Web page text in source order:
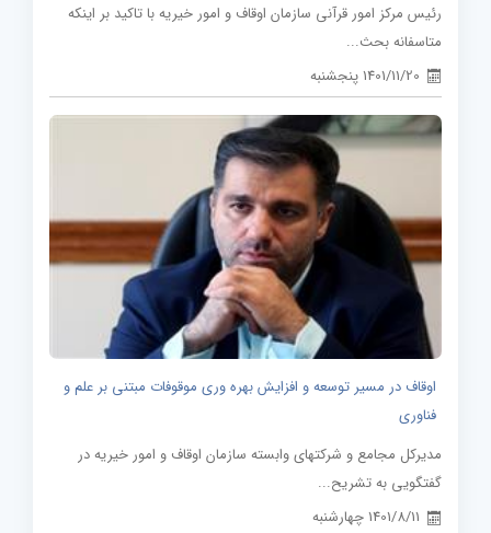
رئیس مرکز امور قرآنی سازمان اوقاف و امور خیریه با تاکید بر اینکه
متاسفانه بحث...
1401/11/20 پنجشنبه
اوقاف در مسیر توسعه و افزایش بهره وری موقوفات مبتنی بر علم و
فناوری
مدیرکل مجامع و شرکتهای وابسته سازمان اوقاف و امور خیریه در
گفتگویی به تشریح...
1401/8/11 چهارشنبه